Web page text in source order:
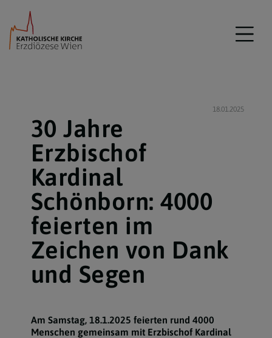
18.01.2025
30 Jahre
Erzbischof
Kardinal
Schönborn: 4000
feierten im
Zeichen von Dank
und Segen
Am Samstag, 18.1.2025 feierten rund 4000
Menschen gemeinsam mit Erzbischof Kardinal